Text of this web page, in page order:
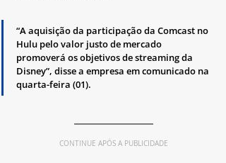
“A aquisição da participação da Comcast no
Hulu pelo valor justo de mercado
promoverá os objetivos de streaming da
Disney”, disse a empresa em comunicado na
quarta-feira (01).
CONTINUE APÓS A PUBLICIDADE